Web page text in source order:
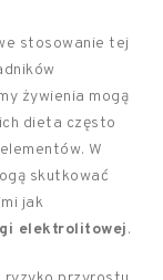
stosowanie tej
żywienia mogą
dieta często
W
skutkować
jak
elektrolitowej.